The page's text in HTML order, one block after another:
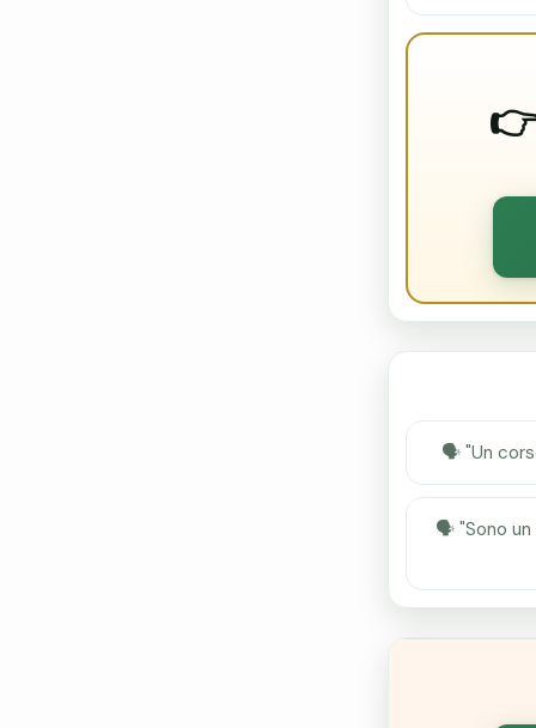
🗣 "Un
🗣 "Sono